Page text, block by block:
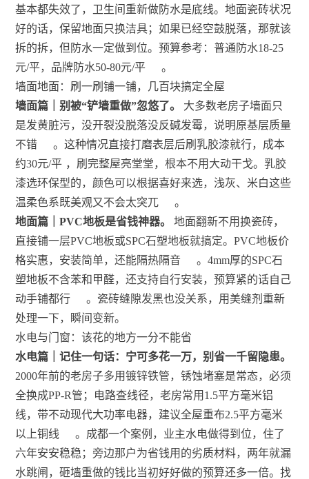
基本都失效了，卫生间重新做防水是底线。地面瓷砖状况
好的话，保留地面只换洁具；如果已经空鼓脱落，那就该
拆的拆，但防水一定做到位。预算参考：普通防水18-25
元/平，品牌防水50-80元/平
。
墙面地面：刷一刷铺一铺，几百块搞定全屋
墙面篇｜别被“铲墙重做”忽悠了。
大多数老房子墙面只
是发黄脏污，没开裂没脱落没反碱发霉，说明原基层质量
不错
。这种情况直接打磨表层后刷乳胶漆就行，成本
约30元/平 ，刷完整屋亮堂堂，根本不用大动干戈。乳胶
漆选环保型的，颜色可以根据喜好来选，浅灰、米白这些
温柔色系既美观又不会太突兀
。
地面篇｜PVC地板是省钱神器。
地面翻新不用换瓷砖，
直接铺一层PVC地板或SPC石塑地板就搞定。PVC地板价
格实惠，安装简单，还能隔热隔音
。4mm厚的SPC石
塑地板不含苯和甲醛，还支持自行安装，预算紧的话自己
动手铺都行
。瓷砖缝隙发黑也没关系，用美缝剂重新
处理一下，瞬间变新。
水电与门窗：该花的地方一分不能省
水电篇｜记住一句话：宁可多花一万，别省一千留隐患。
2000年前的老房子多用镀锌铁管，锈蚀堵塞是常态，必须
全换成PP-R管；电路查线径，老房常用1.5平方毫米铝
线，带不动现代大功率电器，建议全屋重布2.5平方毫米
以上铜线
。成都一个案例，业主水电做得到位，住了
六年安安稳稳；旁边那户为省钱用的劣质材料，两年就漏
水跳闸，砸墙重做的钱比当初好好做的预算还多一倍。找